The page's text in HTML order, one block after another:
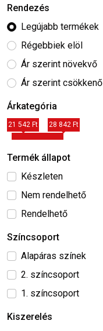
Rendezés
Legújabb termékek
Régebbiek elöl
Ár szerint növekvő
Ár szerint csökkenő
Árkategória
21 542 Ft 28 842 Ft
Termék állapot
Készleten
Nem rendelhető
Rendelhető
Színcsoport
Alapáras színek
2. színcsoport
1. színcsoport
Kiszerelés